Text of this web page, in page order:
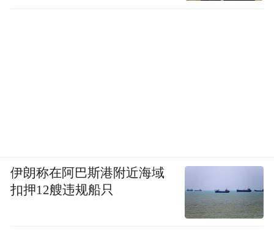
伊朗称在阿巴斯港附近海域
扣押12艘违规船只